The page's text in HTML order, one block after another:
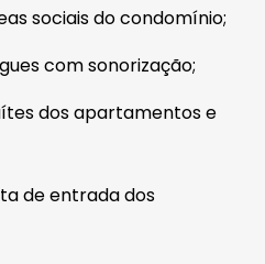
sociais do condomínio;
com sonorização;
dos apartamentos e
de entrada dos